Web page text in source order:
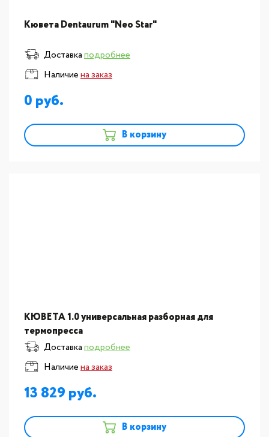
Кювета Dentaurum "Neo Star"
Доставкаподробнее
Наличиена заказ
0
В корзину
КЮВЕТА 1.0 универсальная разборная для
термопресса
Доставкаподробнее
Наличиена заказ
13 829
В корзину